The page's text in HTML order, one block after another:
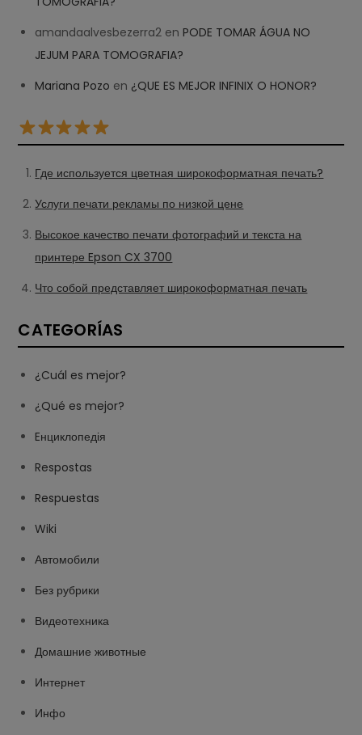
amandaalvesbezerra2 enPODE TOMAR ÁGUA NO
JEJUM PARA TOMOGRAFIA?
Mariana Pozo en ¿QUE ES MEJOR INFINIX O HONOR?
Где используется цветная широкоформатная печать?
Услуги печати рекламы по низкой цене
Высокое качество печати фотографий и текста на
принтере Epson CX 3700
Что собой представляет широкоформатная печать
CATEGORÍAS
¿Cuál es mejor?
¿Qué es mejor?
Eнциклопедія
Respostas
Respuestas
Wiki
Автомобили
Без рубрики
Видеотехника
Домашние животные
Интернет
Инфо